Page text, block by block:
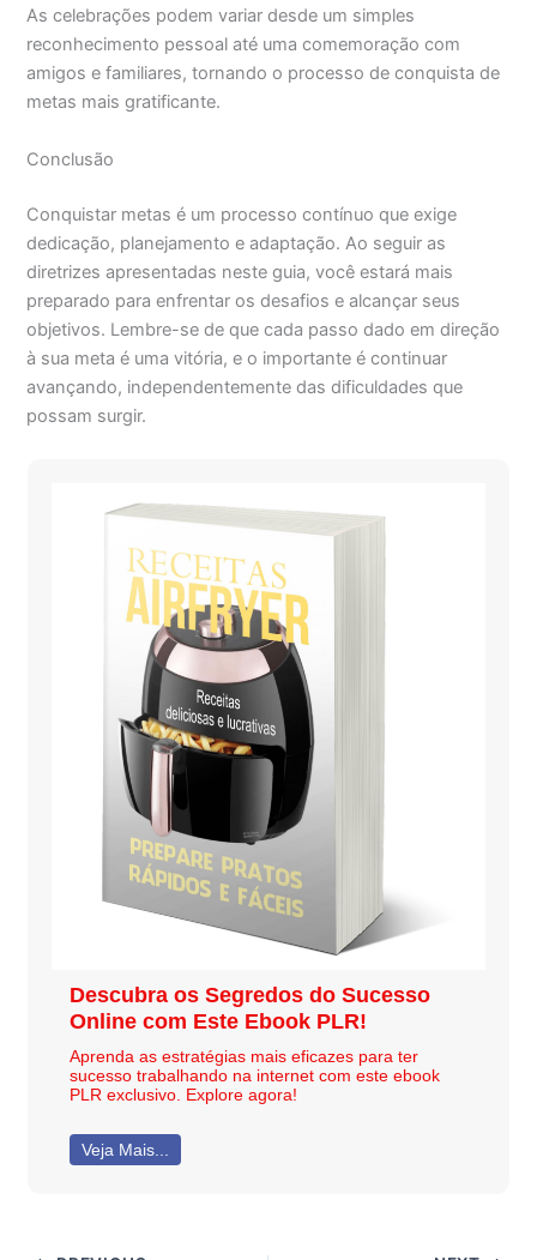
As celebrações podem variar desde um simples
reconhecimento pessoal até uma comemoração com
amigos e familiares, tornando o processo de conquista de
metas mais gratificante.
Conclusão
Conquistar metas é um processo contínuo que exige
dedicação, planejamento e adaptação. Ao seguir as
diretrizes apresentadas neste guia, você estará mais
preparado para enfrentar os desafios e alcançar seus
objetivos. Lembre-se de que cada passo dado em direção
à sua meta é uma vitória, e o importante é continuar
avançando, independentemente das dificuldades que
possam surgir.
Descubra os Segredos do Sucesso
Online com Este Ebook PLR!
Aprenda as estratégias mais eficazes para ter
sucesso trabalhando na internet com este ebook
PLR exclusivo. Explore agora!
Veja Mais...